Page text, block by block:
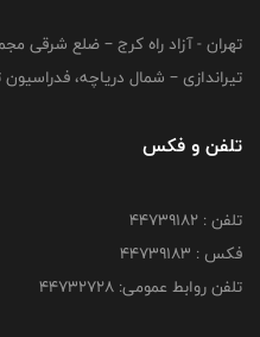
تهران - آزاد راه کرج – ضلع شرقی
تیراندازی – شمال دریاچه،
تلفن و فکس
تلفن : ۴۴۷۳۹۱۸۲
فکس : ۴۴۷۳۹۱۸3
تلفن روابط عمومی: ۴۴۷۳۲۷۲۸